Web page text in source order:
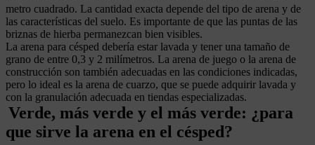
metro cuadrado. La cantidad exacta depende del tipo de arena y de
las características del suelo. Es importante de que las puntas de las
briznas de hierba permanezcan bien visibles.
La arena para césped debería estar lavada y tener una tamaño de
grano de entre 0,3 y 2 milímetros. La arena de juego o la arena de
construcción son también adecuadas en las condiciones indicadas,
pero lo ideal es la arena de cuarzo, que se puede adquirir lavada y
con la granulación adecuada en tiendas especializadas.
Verde, más verde y el más verde: ¿para
que sirve la arena en el césped?